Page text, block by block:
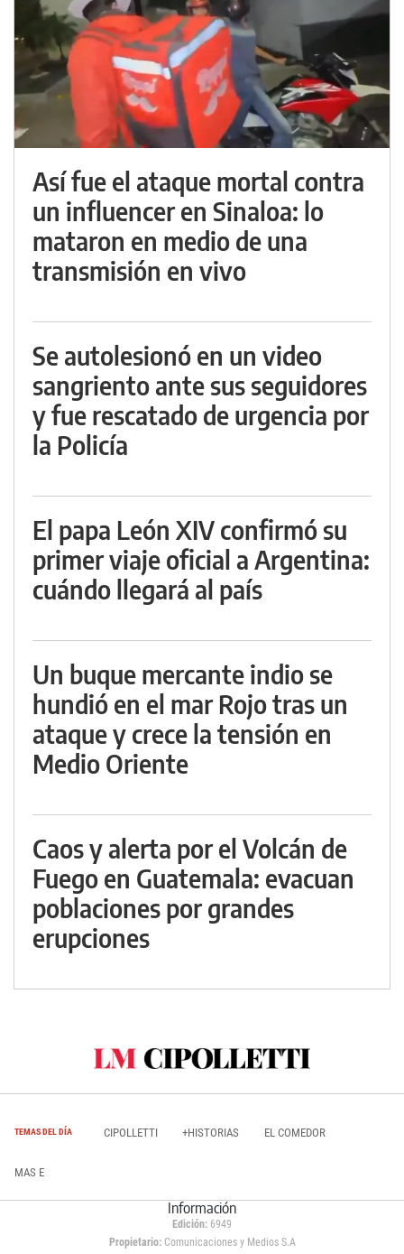
Así fue el ataque mortal contra
un influencer en Sinaloa: lo
mataron en medio de una
transmisión en vivo
Se autolesionó en un video
sangriento ante sus seguidores
y fue rescatado de urgencia por
la Policía
El papa León XIV confirmó su
primer viaje oficial a Argentina:
cuándo llegará al país
Un buque mercante indio se
hundió en el mar Rojo tras un
ataque y crece la tensión en
Medio Oriente
Caos y alerta por el Volcán de
Fuego en Guatemala: evacuan
poblaciones por grandes
erupciones
TEMAS DEL DÍA CIPOLLETTI +HISTORIAS EL COMEDOR
MAS E
Información
Edición: 6949
Propietario:Comunicaciones y Medios S.A